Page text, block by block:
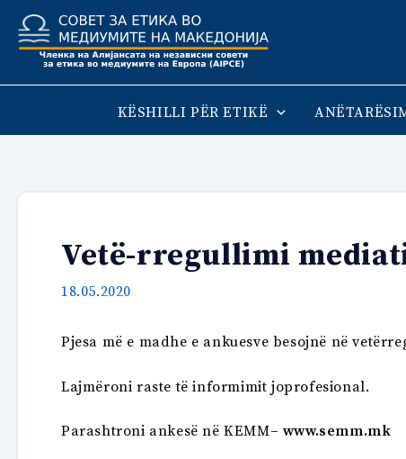
Skip
content
KËSHILLI PËR ETIKË
Vetë-rregullimi
18.05.2020
Pjesa më e madhe e ankuesve besojnë në
Lajmëroni raste të informimit joprofesional.
Parashtroni ankesë në KEMM– www.semm.mk